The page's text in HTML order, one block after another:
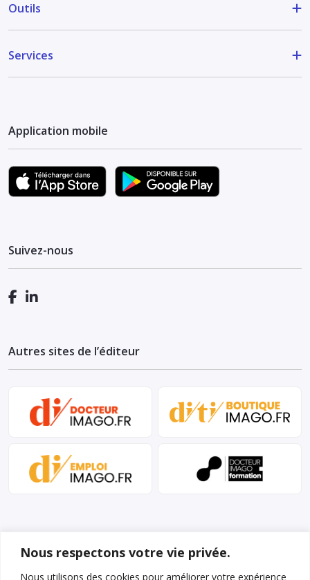
Nous respectons votre vie privée.
Nous utilisons des cookies pour améliorer votre expérience
Outils
Services
Application mobile
Suivez-nous
Autres sites de l’éditeur